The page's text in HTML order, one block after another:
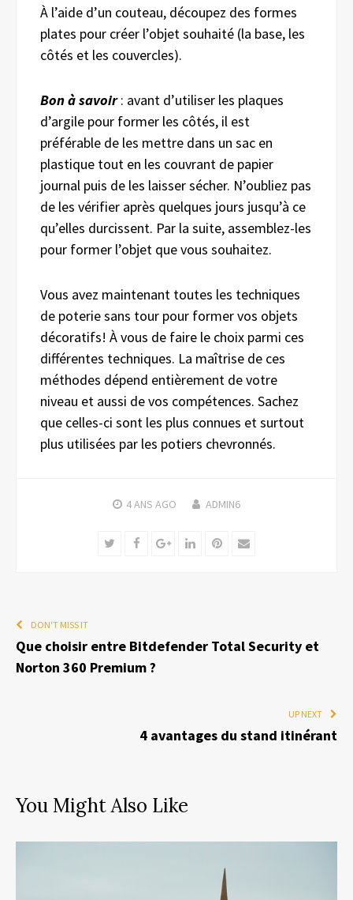
À l’aide d’un couteau, découpez des formes
plates pour créer l’objet souhaité (la base, les
côtés et les couvercles).
Bon à savoir: avant d’utiliser les plaques
d’argile pour former les côtés, il est
préférable de les mettre dans un sac en
plastique tout en les couvrant de papier
journal puis de les laisser sécher. N’oubliez pas
de les vérifier après quelques jours jusqu’à ce
qu’elles durcissent. Par la suite, assemblez-les
pour former l’objet que vous souhaitez.
Vous avez maintenant toutes les techniques
de poterie sans tour pour former vos objets
décoratifs! À vous de faire le choix parmi ces
différentes techniques. La maîtrise de ces
méthodes dépend entièrement de votre
niveau et aussi de vos compétences. Sachez
que celles-ci sont les plus connues et surtout
plus utilisées par les potiers chevronnés.
4 ANS AGO ADMIN6
TwitterFacebookGoogle+LinkedInPinterest
Email
DON'T MISS IT
Que choisir entre Bitdefender Total Security et
Norton 360 Premium ?
UP NEXT
4 avantages du stand itinérant
You Might Also Like